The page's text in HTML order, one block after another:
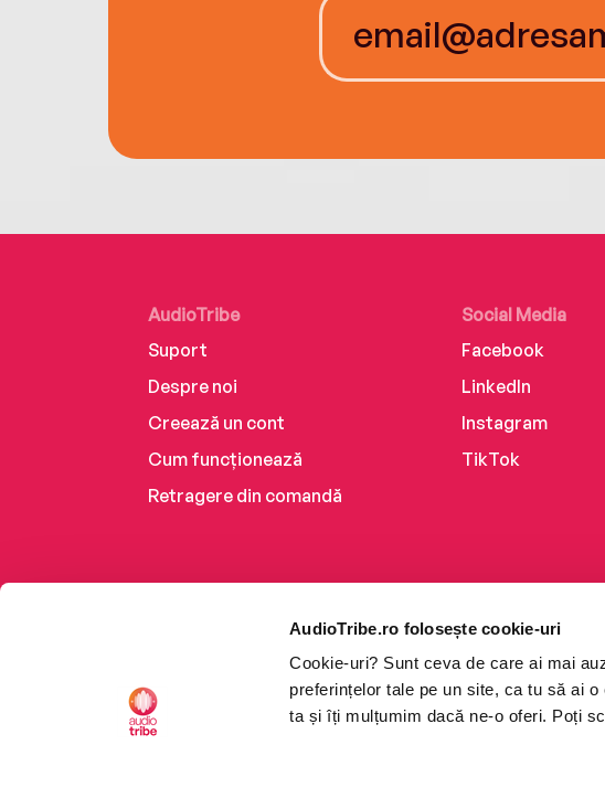
AudioTribe.ro folosește cookie-uri
Cookie-uri? Sunt ceva de care ai mai
preferințelor tale pe un site, ca tu să ai
ta și îți mulțumim dacă ne-o oferi. Poți
AudioTribe
Suport
Despre noi
Creează un cont
Cum funcționează
Retragere din comandă
Social Media
Facebook
LinkedIn
Instagram
TikTok